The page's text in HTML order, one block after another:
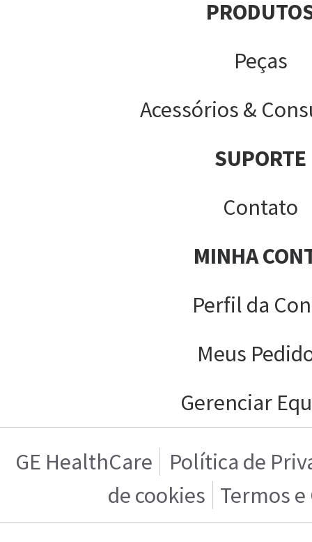
Peças
Acessórios &
SUPORTE
Contato
MINHA
Perfil da
Meus
Gerenciar
GE HealthCare
Política de
de cookies Termos